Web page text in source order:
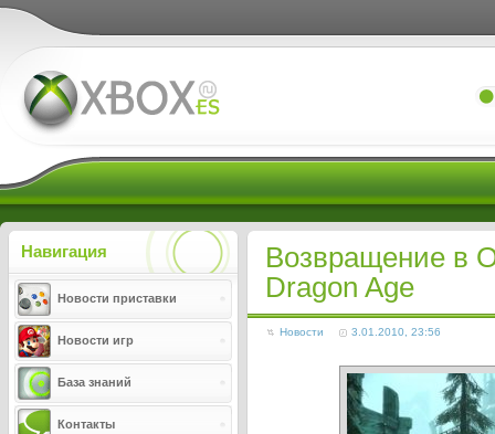
Возвращение в
Dragon Age
Новости 3.01.2010, 23:56
Навигация
Новости приставки
Новости игр
База знаний
Контакты